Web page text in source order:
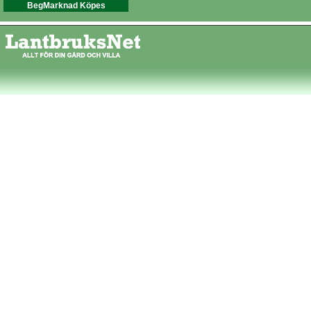
BegMarknad Köpes